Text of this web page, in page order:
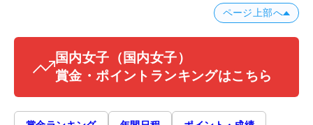
ページ上部へ
国内女子 （国内女子）
賞金・ポイントランキングはこちら